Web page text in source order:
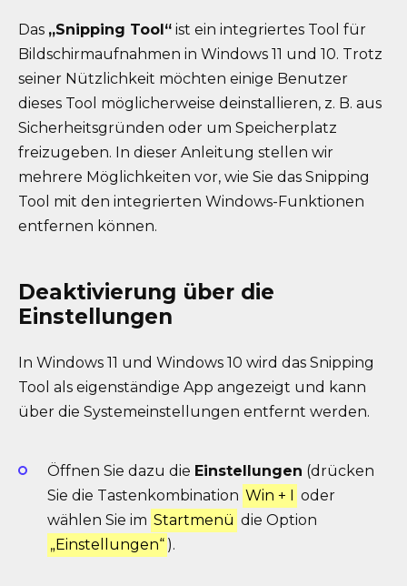
Das „Snipping Tool“ ist ein integriertes Tool für
Bildschirmaufnahmen in Windows 11 und 10. Trotz
seiner Nützlichkeit möchten einige Benutzer
dieses Tool möglicherweise deinstallieren, z. B. aus
Sicherheitsgründen oder um Speicherplatz
freizugeben. In dieser Anleitung stellen wir
mehrere Möglichkeiten vor, wie Sie das Snipping
Tool mit den integrierten Windows-Funktionen
entfernen können.
Deaktivierung über die
Einstellungen
In Windows 11 und Windows 10 wird das Snipping
Tool als eigenständige App angezeigt und kann
über die Systemeinstellungen entfernt werden.
Öffnen Sie dazu die Einstellungen (drücken
Sie die Tastenkombination Win + I
oder
wählen Sie im Startmenü die Option
„Einstellungen“ ).